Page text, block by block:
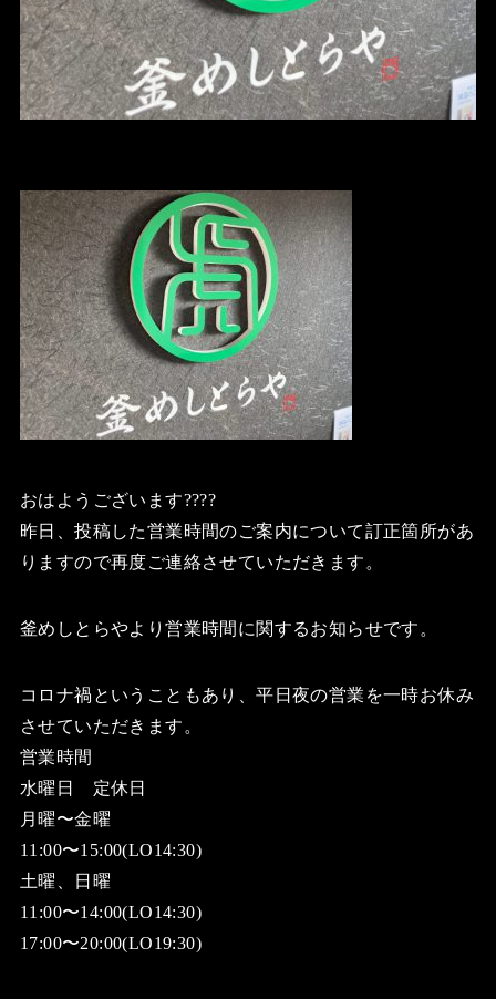
おはようございます????
昨日、投稿した営業時間のご案内について訂正箇所があ
りますので再度ご連絡させていただきます。
釜めしとらやより営業時間に関するお知らせです。
コロナ禍ということもあり、平日夜の営業を一時お休み
させていただきます。
営業時間
水曜日 定休日
月曜〜金曜
11:00〜15:00(LO14:30)
土曜、日曜
11:00〜14:00(LO14:30)
17:00〜20:00(LO19:30)